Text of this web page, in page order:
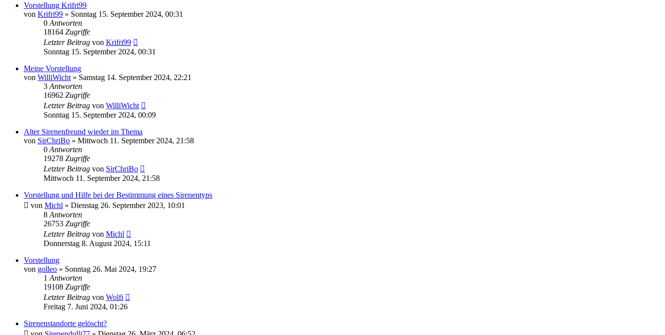
Vorstellung Krifri99
von Krifri99 » Sonntag 15. September 2024, 00:31
0 Antworten
18164 Zugriffe
Letzter Beitrag von Krifri99
Sonntag 15. September 2024, 00:31
Meine Vorstellung
von WilliWicht » Samstag 14. September 2024, 22:21
3 Antworten
16962 Zugriffe
Letzter Beitrag von WilliWicht
Sonntag 15. September 2024, 00:09
Alter Sirenenfreund wieder im Thema
von SirChriBo » Mittwoch 11. September 2024, 21:58
0 Antworten
19278 Zugriffe
Letzter Beitrag von SirChriBo
Mittwoch 11. September 2024, 21:58
Vorstellung und Hilfe bei der Bestimmung eines Sirenentyps
von Michl » Dienstag 26. September 2023, 10:01
8 Antworten
26753 Zugriffe
Letzter Beitrag von Michl
Donnerstag 8. August 2024, 15:11
Vorstellung
von golleo » Sonntag 26. Mai 2024, 19:27
1 Antworten
19108 Zugriffe
Letzter Beitrag von Wolfi
Freitag 7. Juni 2024, 01:26
Sirenenstandorte gelöscht?